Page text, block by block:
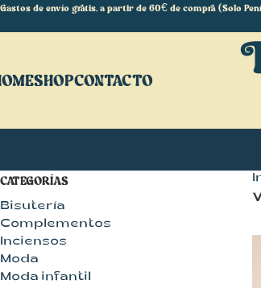
SHOPCONTACTO
CATEGORÍAS
Bisutería
Complementos
Inciensos
Moda
Moda infantil
Gastos de envío gratis, a partir de 60€ de compra (Solo